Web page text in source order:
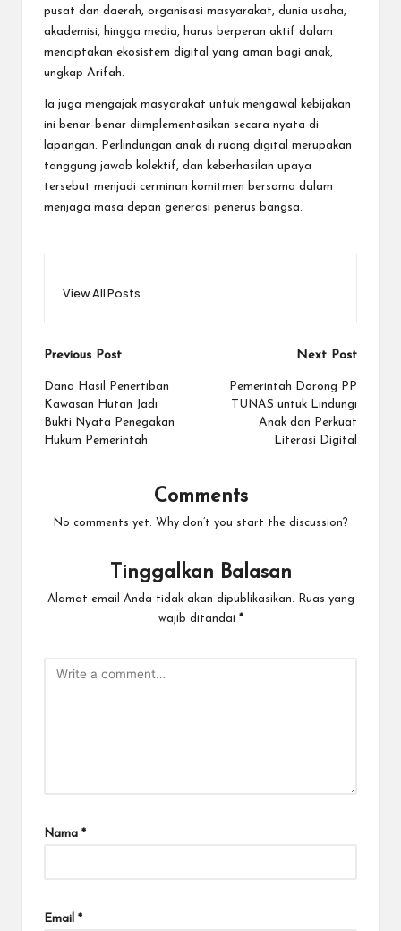
pusat dan daerah, organisasi masyarakat, dunia usaha,
akademisi, hingga media, harus berperan aktif dalam
menciptakan ekosistem digital yang aman bagi anak,
ungkap Arifah.
Ia juga mengajak masyarakat untuk mengawal kebijakan
ini benar-benar diimplementasikan secara nyata di
lapangan. Perlindungan anak di ruang digital merupakan
tanggung jawab kolektif, dan keberhasilan upaya
tersebut menjadi cerminan komitmen bersama dalam
menjaga masa depan generasi penerus bangsa.
View All Posts
Post
navigation
Previous Post
Dana Hasil Penertiban
Kawasan Hutan Jadi
Bukti Nyata Penegakan
Hukum Pemerintah
Next Post
Pemerintah Dorong PP
TUNAS untuk Lindungi
Anak dan Perkuat
Literasi Digital
Comments
No comments yet. Why don’t you start the discussion?
Tinggalkan Balasan
Alamat email Anda tidak akan dipublikasikan.
Ruas yang
wajib ditandai *
Nama *
Email *